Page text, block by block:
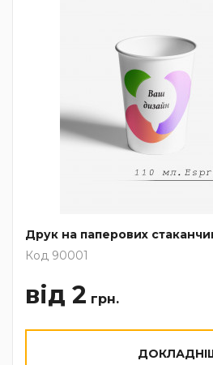
Друк на паперових
Код 90001
від 2 грн.